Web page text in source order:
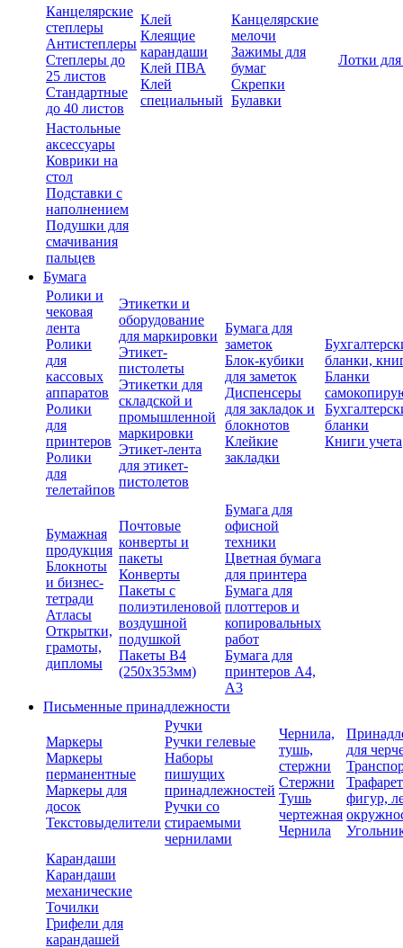
Канцелярские
степлеры
Антистеплеры
Степлеры до
25 листов
Стандартные
до 40 листов
Клей
Клеящие
карандаши
Клей ПВА
Клей
специальный
Канцелярские
мелочи
Зажимы для
бумаг
Скрепки
Булавки
Лотки
Настольные
аксессуары
Коврики на
стол
Подставки с
наполнением
Подушки для
смачивания
пальцев
Бумага
Ролики и
чековая
лента
Ролики
для
кассовых
аппаратов
Ролики
для
принтеров
Ролики
для
телетайпов
Этикетки и
оборудование
для маркировки
Этикет-
пистолеты
Этикетки для
складской и
промышленной
маркировки
Этикет-лента
для этикет-
пистолетов
Бумага для
заметок
Блок-кубики
для заметок
Диспенсеры
для закладок и
блокнотов
Клейкие
закладки
бланки,
Бланки
бланки
Книги учета
Бумажная
продукция
Блокноты
и бизнес-
тетради
Атласы
Открытки,
грамоты,
дипломы
Почтовые
конверты и
пакеты
Конверты
Пакеты с
полиэтиленовой
воздушной
подушкой
Пакеты В4
(250х353мм)
Бумага для
офисной
техники
Цветная бумага
для принтера
Бумага для
плоттеров и
копировальных
работ
Бумага для
принтеров А4,
А3
Письменные принадлежности
Маркеры
Маркеры
перманентные
Маркеры для
досок
Текстовыделители
Ручки
Ручки гелевые
Наборы
пишущих
принадлежностей
Ручки со
стираемыми
чернилами
Чернила,
тушь,
стержни
Стержни
Тушь
чертежная
Чернила
для
фигур,
Карандаши
Карандаши
механические
Точилки
Грифели для
карандашей